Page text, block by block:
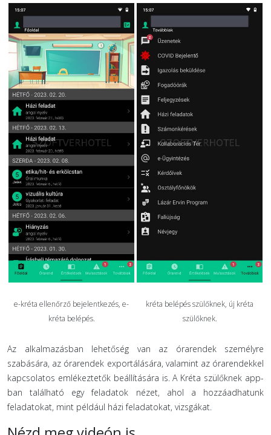
e-kréta ellenőrző bejelentkezés, e-
kréta belépés.
kréta belépés szülőknek, új kréta
szülőknek.
Az alkalmazásban lehetőség van az órarendek személyre
szabására, az órarendek exportálására, valamint az órarendekkel
kapcsolatos emlékeztetők beállítására is. A Kréta szülőknek app-
ban található egy feladatok nézet, ahol a hozzáadhatunk
feladatokat, mint például házi feladatokat, vizsgákat.